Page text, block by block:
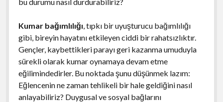
Kumar bağımlılığı, tıpkı bir uyuşturucu bağımlılığı
gibi, bireyin hayatını etkileyen ciddi bir rahatsızlıktır.
Gençler, kaybettikleri parayı geri kazanma umuduyla
sürekli olarak kumar oynamaya devam etme
eğilimindedirler. Bu noktada şunu düşünmek lazım:
Eğlencenin ne zaman tehlikeli bir hale geldiğini nasıl
anlayabiliriz? Duygusal ve sosyal bağlarını